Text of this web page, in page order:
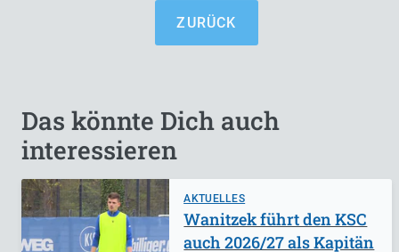
ZURÜCK
Das könnte Dich auch
interessieren
AKTUELLES
Wanitzek führt den KSC
auch 2026/27 als Kapitän